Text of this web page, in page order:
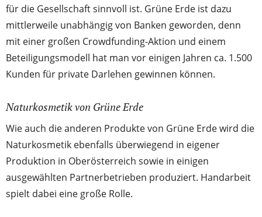
für die Gesellschaft sinnvoll ist. Grüne Erde ist dazu
mittlerweile unabhängig von Banken geworden, denn
mit einer großen Crowdfunding-Aktion und einem
Beteiligungsmodell hat man vor einigen Jahren ca. 1.500
Kunden für private Darlehen gewinnen können.
Naturkosmetik von Grüne Erde
Wie auch die anderen Produkte von Grüne Erde wird die
Naturkosmetik ebenfalls überwiegend in eigener
Produktion in Oberösterreich sowie in einigen
ausgewählten Partnerbetrieben produziert. Handarbeit
spielt dabei eine große Rolle.